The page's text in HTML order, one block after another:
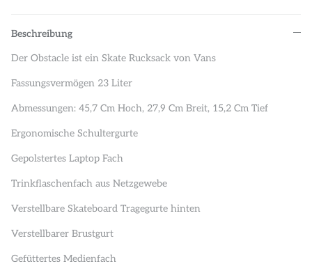
Beschreibung
Der Obstacle ist ein Skate Rucksack von Vans
Fassungsvermögen 23 Liter
Abmessungen: 45,7 Cm Hoch, 27,9 Cm Breit, 15,2 Cm Tief
Ergonomische Schultergurte
Gepolstertes Laptop Fach
Trinkflaschenfach aus Netzgewebe
Verstellbare Skateboard Tragegurte hinten
Verstellbarer Brustgurt
Gefüttertes Medienfach